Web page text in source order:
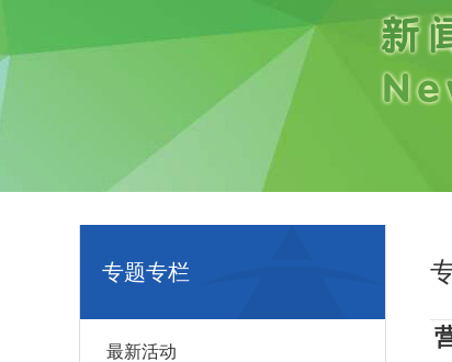
专题专栏
最新活动